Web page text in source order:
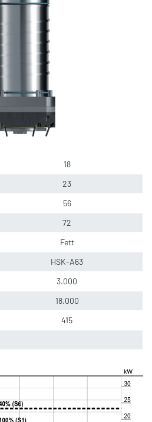
18
23
56
72
Fett
HSK-A63
3.000
18.000
415